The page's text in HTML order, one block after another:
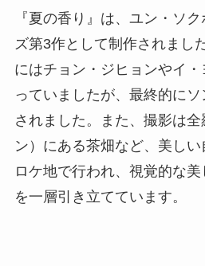
『夏の香り』は、ユン・ソ
ズ第3作として制作されまし
にはチョン・ジヒョンやイ
っていましたが、最終的に
されました。また、撮影は
ン）にある茶畑など、美し
ロケ地で行われ、視覚的な
を一層引き立てています。